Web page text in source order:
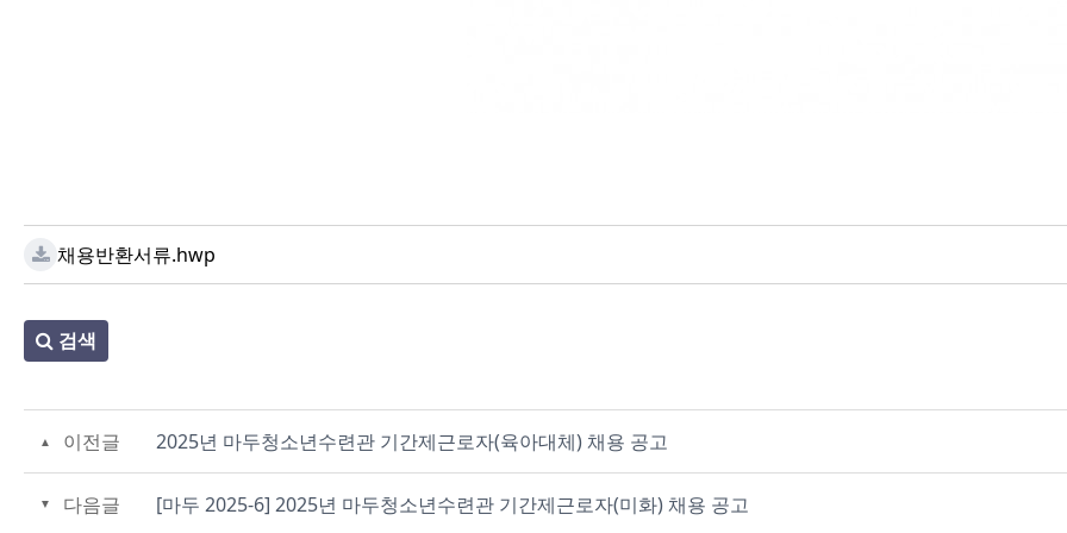
채용반환서류.hwp
검색
이전글 2025년 마두청소년수련관 기간제근로자(육아대체) 채용 공고
다음글 [마두 2025-6] 2025년 마두청소년수련관 기간제근로자(미화) 채용 공고